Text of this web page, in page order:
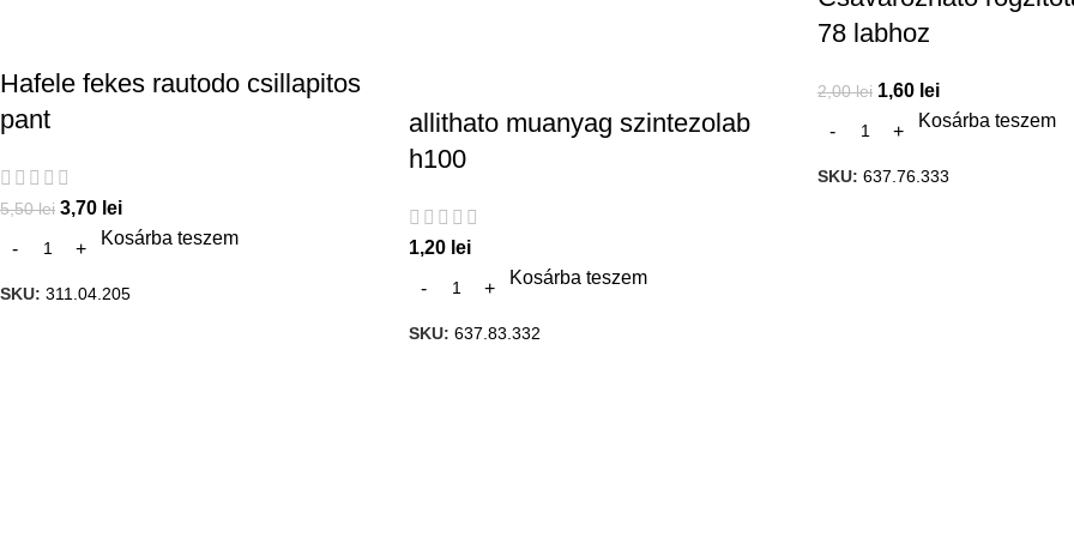
Hafele fekes rautodo csillapitos
pant
5,50lei 3,70 lei
Kosárba teszem
SKU: 311.04.205
allithato muanyag szintezolab
h100
1,20 lei
Kosárba teszem
SKU: 637.83.332
78 labhoz
2,00lei 1,60 lei
Kosárba teszem
SKU: 637.76.333